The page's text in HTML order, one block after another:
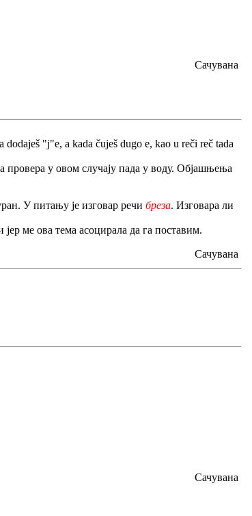
Сачувана
"j"e, a kada čuješ dugo e, kao u reči reč tada
провера у овом случају пада у воду. Објашњења
У питању је изговар речи бреза. Изговара ли
ме ова тема асоцирала да га поставим.
Сачувана
Сачувана